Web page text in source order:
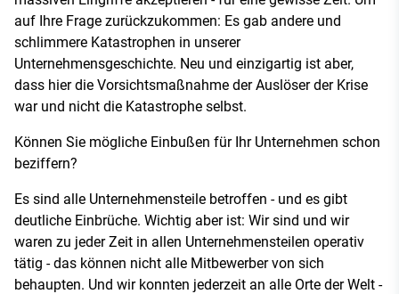
auf Ihre Frage zurückzukommen: Es gab andere und
schlimmere Katastrophen in unserer
Unternehmensgeschichte. Neu und einzigartig ist aber,
dass hier die Vorsichtsmaßnahme der Auslöser der Krise
war und nicht die Katastrophe selbst.
Können Sie mögliche Einbußen für Ihr Unternehmen schon
beziffern?
Es sind alle Unternehmensteile betroffen - und es gibt
deutliche Einbrüche. Wichtig aber ist: Wir sind und wir
waren zu jeder Zeit in allen Unternehmensteilen operativ
tätig - das können nicht alle Mitbewerber von sich
behaupten. Und wir konnten jederzeit an alle Orte der Welt -